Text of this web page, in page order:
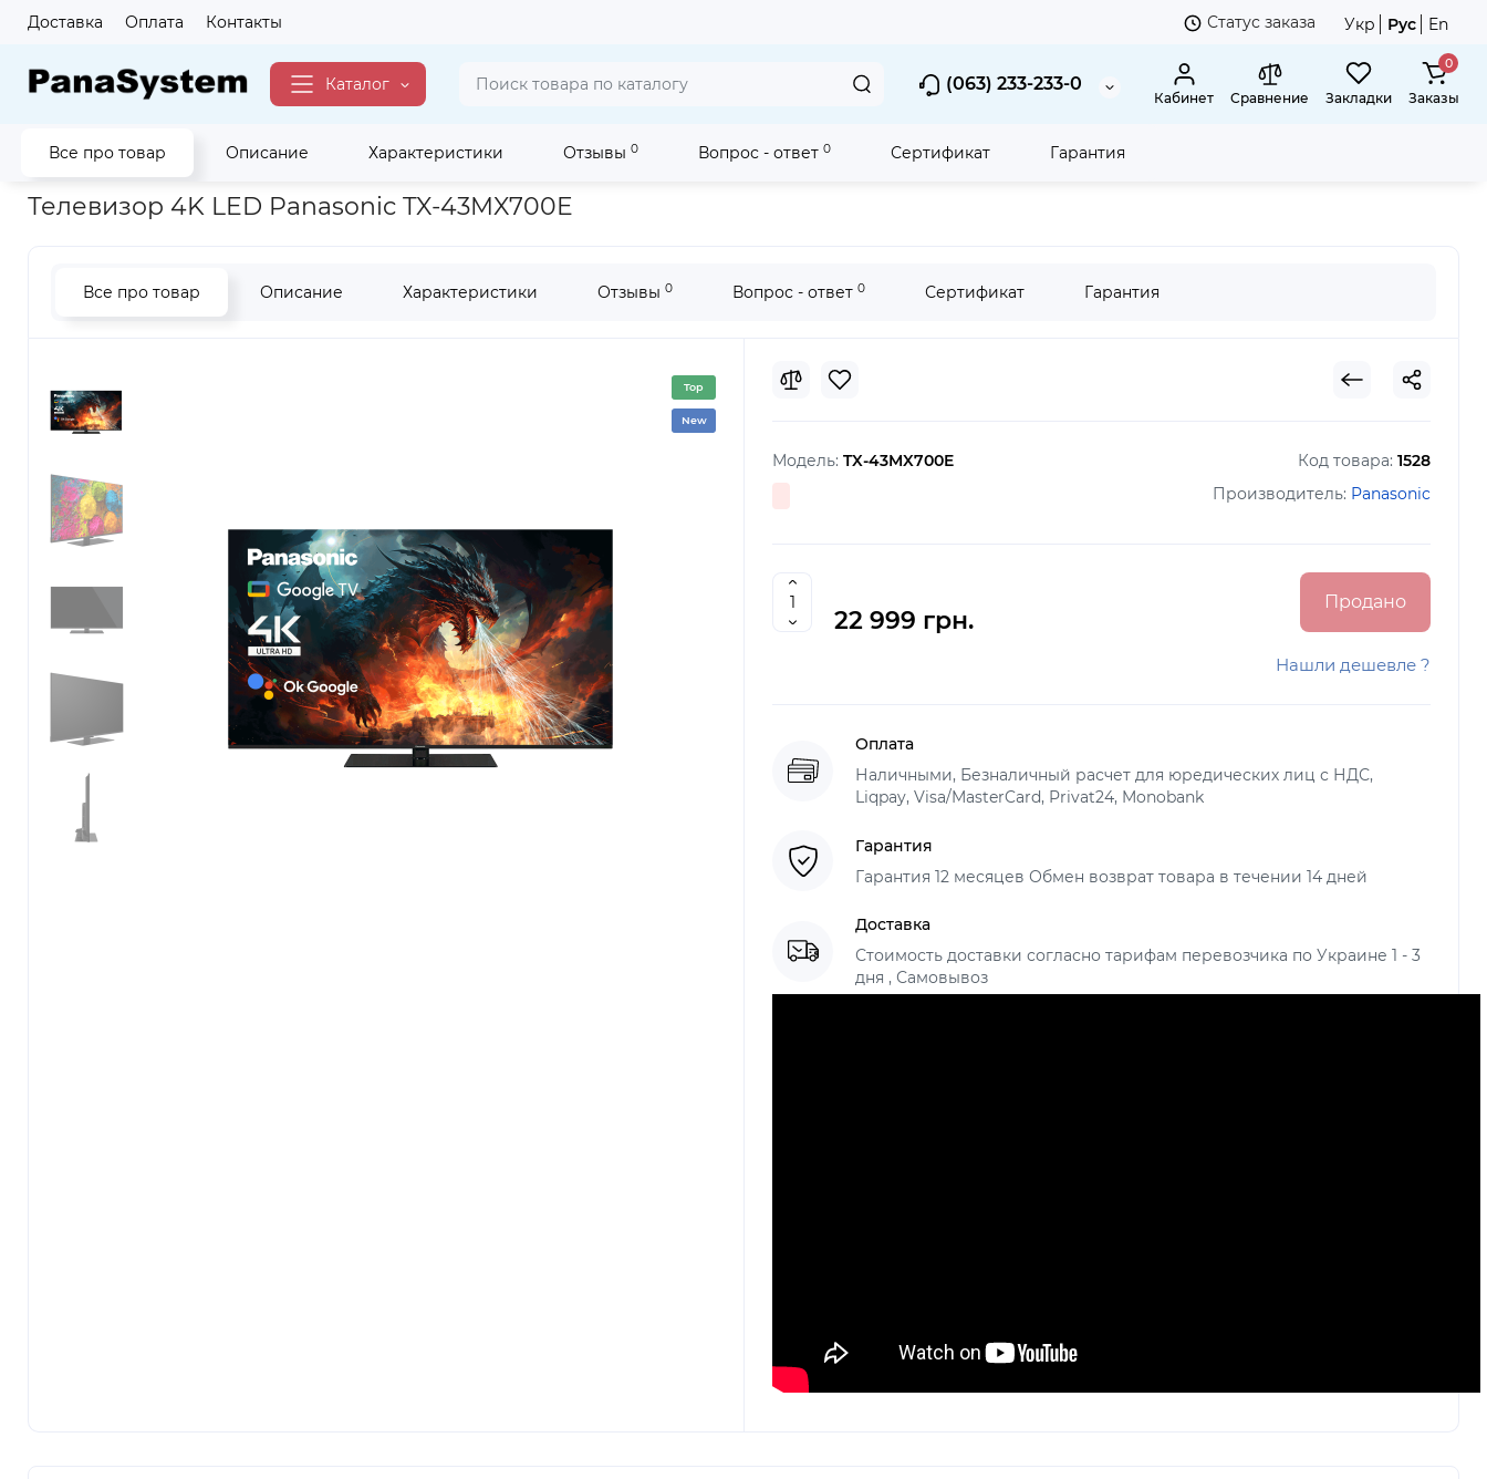
Доставка Оплата Контакты Статус заказа Укр Рус En
Каталог (063) 233-233-0
Кабинет Сравнение Закладки
0
Заказы
Все про товар Описание Характеристики Отзывы 0 Вопрос - ответ 0 Сертификат Гарантия
Главная Для Дома Телевизоры 4K Ultra HD LED TV MX700 Google 4K TV Телевизор 4K LED Panasonic TX-43MX700E
Телевизор 4K LED Panasonic TX-43MX700E
Все про товар Описание Характеристики Отзывы 0 Вопрос - ответ 0 Сертификат Гарантия
Top
New
Модель: TX-43MX700E Код товара: 1528
Производитель: Panasonic
22 999 грн.
Продано
Нашли дешевле ?
Оплата
Наличными, Безналичный расчет для юредических лиц с НДС,
Liqpay, Visa/MasterCard, Privat24, Monobank
Гарантия
Гарантия 12 месяцев Обмен возврат товара в течении 14 дней
Доставка
Стоимость доставки согласно тарифам перевозчика по Украине 1 - 3
дня , Самовывоз